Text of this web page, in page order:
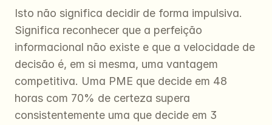
Isto não significa decidir de forma impulsiva.
Significa reconhecer que a perfeição
informacional não existe e que a velocidade de
decisão é, em si mesma, uma vantagem
competitiva. Uma PME que decide em 48
horas com 70% de certeza supera
consistentemente uma que decide em 3